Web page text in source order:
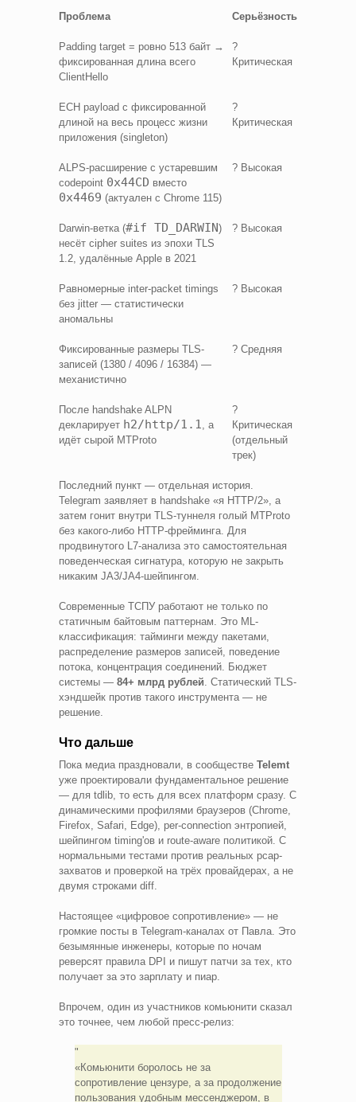
Проблема Серьёзность
Padding target = ровно 513 байт →
фиксированная длина всего
ClientHello
?
Критическая
ECH payload с фиксированной
длиной на весь процесс жизни
приложения (singleton)
?
Критическая
ALPS-расширение с устаревшим
codepoint 0x44CD вместо
0x4469 (актуален с Chrome 115)
? Высокая
Darwin-ветка (#if TD_DARWIN)
несёт cipher suites из эпохи TLS
1.2, удалённые Apple в 2021
? Высокая
Равномерные inter-packet timings
без jitter — статистически
аномальны
? Высокая
Фиксированные размеры TLS-
записей (1380 / 4096 / 16384) —
механистично
? Средняя
После handshake ALPN
декларирует h2/http/1.1
, а
идёт сырой MTProto
?
Критическая
(отдельный
трек)
Последний пункт — отдельная история.
Telegram заявляет в handshake «я HTTP/2», а
затем гонит внутри TLS-туннеля голый MTProto
без какого-либо HTTP-фрейминга. Для
продвинутого L7-анализа это самостоятельная
поведенческая сигнатура, которую не закрыть
никаким JA3/JA4-шейпингом.
Современные ТСПУ работают не только по
статичным байтовым паттернам. Это ML-
классификация: тайминги между пакетами,
распределение размеров записей, поведение
потока, концентрация соединений. Бюджет
системы — 84+ млрд рублей . Статический TLS-
хэндшейк против такого инструмента — не
решение.
Что дальше
Пока медиа праздновали, в сообществе Telemt
уже проектировали фундаментальное решение
— для tdlib, то есть для всех платформ сразу. С
динамическими профилями браузеров (Chrome,
Firefox, Safari, Edge), per-connection энтропией,
шейпингом timing'ов и route-aware политикой. С
нормальными тестами против реальных pcap-
захватов и проверкой на трёх провайдерах, а не
двумя строками diff.
Настоящее «цифровое сопротивление» — не
громкие посты в Telegram-каналах от Павла. Это
безымянные инженеры, которые по ночам
реверсят правила DPI и пишут патчи за тех, кто
получает за это зарплату и пиар.
Впрочем, один из участников комьюнити сказал
это точнее, чем любой пресс-релиз:
«Комьюнити боролось не за
сопротивление цензуре, а за продолжение
пользования удобным мессенджером, в